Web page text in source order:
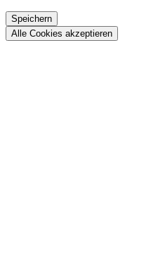
Speichern
Alle Cookies akzeptieren